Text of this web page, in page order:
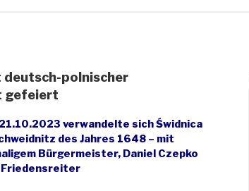
polnischer
gefeiert
verwandelte sich Świdnica
des Jahres 1648 – mit
Bürgermeister, Daniel Czepko
Friedensreiter